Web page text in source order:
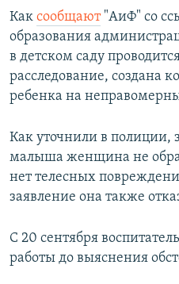
Как сообщают"АиФ" со
образования
в детском саду
расследование, создана
ребенка на
Как уточнили в
малыша женщина не
нет телесных
заявление она также
С 20 сентября
работы до выяснения